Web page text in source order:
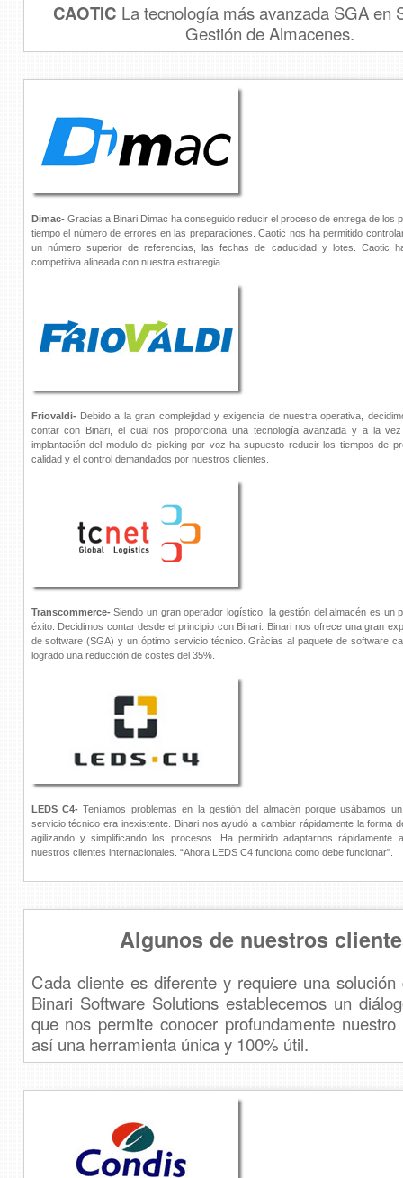
CAOTIC La tecnología más avanzada SGA en
Gestión de Almacenes.
Dimac-Gracias a Binari Dimac ha conseguido reducir el proceso de entrega de los
tiempo el número de errores en las preparaciones. Caotic nos ha permitido
un número superior de referencias, las fechas de caducidad y lotes. Caotic
competitiva alineada con nuestra estrategia.
Friovaldi- Debido a la gran complejidad y exigencia de nuestra operativa,
contar con Binari, el cual nos proporciona una tecnología avanzada y a la
implantación del modulo de picking por voz ha supuesto reducir los tiempos de
calidad y el control demandados por nuestros clientes.
Transcommerce-Siendo un gran operador logístico, la gestión del almacén es un
éxito. Decidimos contar desde el principio con Binari. Binari nos ofrece una gran
de software (SGA) y un óptimo servicio técnico. Gràcias al paquete de software
logrado una reducción de costes del 35%.
LEDS C4-Teníamos problemas en la gestión del almacén porque usábamos
servicio técnico era inexistente. Binari nos ayudó a cambiar rápidamente la forma
agilizando y simplificando los procesos. Ha permitido adaptarnos rápidamente
nuestros clientes internacionales. “Ahora LEDS C4 funciona como debe funcionar".
Algunos de nuestros
Cada cliente es diferente y requiere una solución
Binari Software Solutions establecemos un
que nos permite conocer profundamente
así una herramienta única y 100% útil.